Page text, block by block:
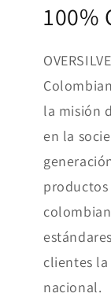
100%
la misión
en la
clientes
nacional.